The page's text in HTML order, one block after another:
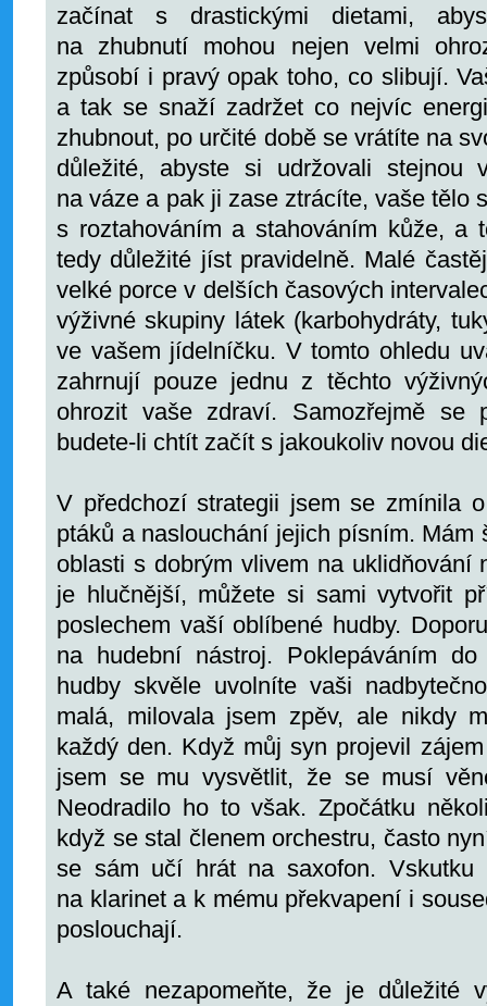
začínat s drastickými dietami,
na zhubnutí mohou nejen velmi
způsobí i pravý opak toho, co slibují.
a tak se snaží zadržet co nejvíc
zhubnout, po určité době se vrátíte na
důležité, abyste si udržovali stejnou
na váze a pak ji zase ztrácíte, vaše tělo
s roztahováním a stahováním kůže, a
tedy důležité jíst pravidelně. Malé
velké porce v delších časových
výživné skupiny látek (karbohydráty,
ve vašem jídelníčku. V tomto ohledu
zahrnují pouze jednu z těchto
ohrozit vaše zdraví. Samozřejmě se
budete-li chtít začít s jakoukoliv novou
V předchozí strategii jsem se zmínila
ptáků a naslouchání jejich písním.
oblasti s dobrým vlivem na uklidňování
je hlučnější, můžete si sami vytvořit
poslechem vaší oblíbené hudby.
na hudební nástroj. Poklepáváním
hudby skvěle uvolníte vaši
malá, milovala jsem zpěv, ale nikdy
každý den. Když můj syn projevil
jsem se mu vysvětlit, že se musí
Neodradilo ho to však. Zpočátku
když se stal členem orchestru, často
se sám učí hrát na saxofon. Vskutku
na klarinet a k mému překvapení i
poslouchají.
A také nezapomeňte, že je důležité